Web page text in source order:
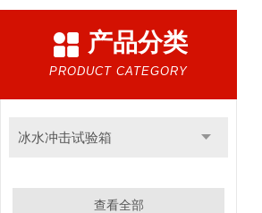
产品分类
PRODUCT CATEGORY
冰水冲击试验箱
查看全部